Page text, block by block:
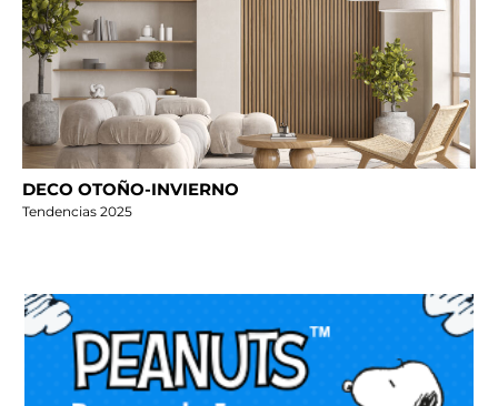
DECO OTOÑO-INVIERNO
Tendencias 2025